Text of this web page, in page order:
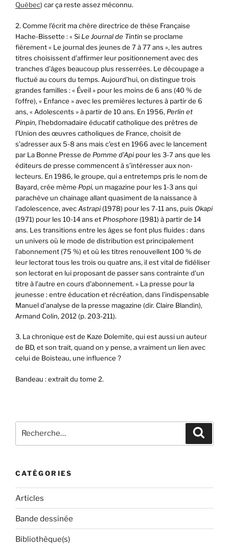
Québec) car ça reste assez méconnu.
2. Comme l’écrit ma chère directrice de thèse Française
Hache-Bissette : « Si Le Journal de Tintin se proclame
fièrement « Le journal des jeunes de 7 à 77 ans », les autres
titres choisissent d’affirmer leur positionnement avec des
tranches d’âges beaucoup plus resserrées. Le découpage a
fluctué au cours du temps. Aujourd’hui, on distingue trois
grandes familles : « Éveil » pour les moins de 6 ans (40 % de
l’offre), « Enfance » avec les premières lectures à partir de 6
ans, « Adolescents » à partir de 10 ans. En 1956, Perlin et
Pinpin, l’hebdomadaire éducatif catholique des prêtres de
l’Union des œuvres catholiques de France, choisit de
s’adresser aux 5-8 ans mais c’est en 1966 avec le lancement
par La Bonne Presse de Pomme d’Api pour les 3-7 ans que les
éditeurs de presse commencent à s’intéresser aux non-
lecteurs. En 1986, le groupe, qui a entretemps pris le nom de
Bayard, crée même Popi, un magazine pour les 1-3 ans qui
parachève un chainage allant quasiment de la naissance à
l’adolescence, avecAstrapi (1978) pour les 7-11 ans, puis Okapi
(1971) pour les 10-14 ans et Phosphore (1981) à partir de 14
ans. Les transitions entre les âges se font plus fluides : dans
un univers où le mode de distribution est principalement
l’abonnement (75 %) et où les titres renouvellent 100 % de
leur lectorat tous les trois ou quatre ans, il est vital de fidéliser
son lectorat en lui proposant de passer sans contrainte d’un
titre à l’autre en cours d’abonnement. » La presse pour la
jeunesse : entre éducation et récréation, dans l’indispensable
Manuel d’analyse de la presse magazine (dir. Claire Blandin),
Armand Colin, 2012 (p. 203-211).
3. La chronique est de Kaze Dolemite, qui est aussi un auteur
de BD, et son trait, quand on y pense, a vraiment un lien avec
celui de Boisteau, une influence ?
Bandeau : extrait du tome 2.
pour
CATÉGORIES
Articles
Bande dessinée
Bibliothèque(s)